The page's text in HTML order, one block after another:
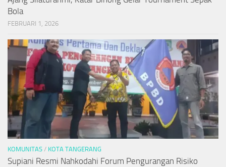
Bola
FEBRUARI 1, 2026
KOMUNITAS / KOTA TANGERANG
Supiani Resmi Nahkodahi Forum Pengurangan Risiko